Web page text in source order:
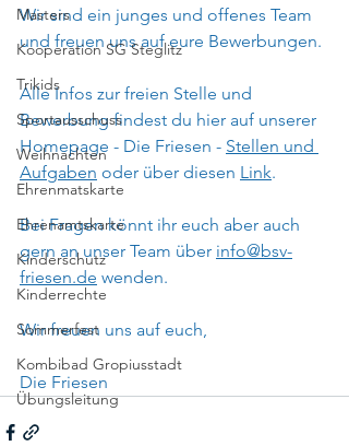
Masters
Kooperation SG Steglitz
Trikids
Sportausschuss
Weihnachten
Ehrenmatskarte
Ehrenamtskarte
Kinderschutz
Kinderrechte
Sommerfest
Kombibad Gropiusstadt
Übungsleitung
Wir sind ein junges und offenes Team
und freuen uns auf eure Bewerbungen.
Alle Infos zur freien Stelle und
Bewerbung findest du hier auf unserer
Homepage - Die Friesen - Stellen und
Aufgaben oder über diesen Link.
Bei Fragen könnt ihr euch aber auch
gern an unser Team über info@bsv-
friesen.de wenden.
Wir freuen uns auf euch,
Die Friesen